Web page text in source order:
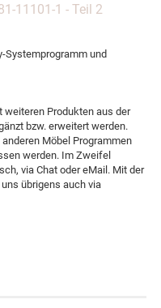
11101-1 - Teil 2
Systemprogramm und
weiteren Produkten aus der
bzw. erweitert werden.
Möbel Programmen
werden. Im Zweifel
via Chat oder eMail. Mit der
übrigens auch via